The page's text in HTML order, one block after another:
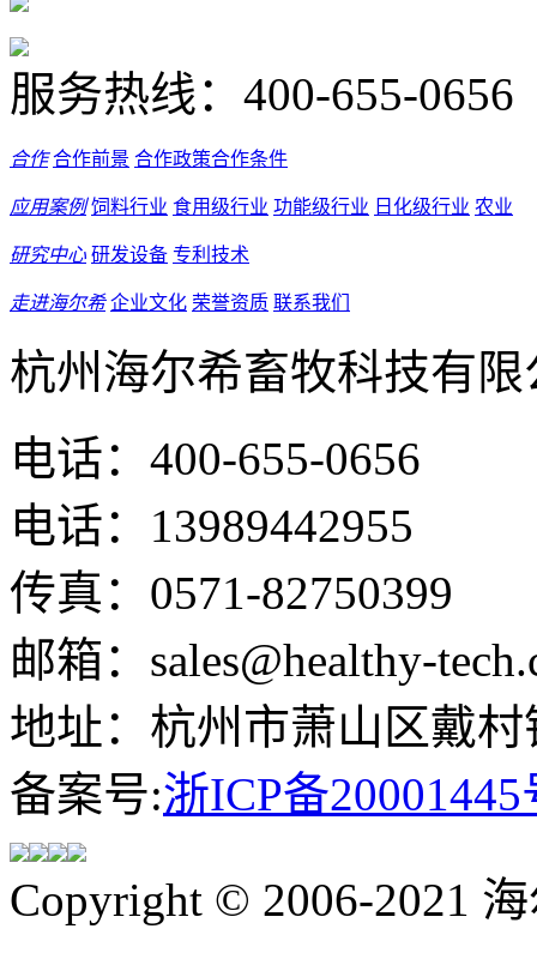
服务热线： 400-655-0656
合作 合作前景 合作政策合作条件
应用案例 饲料行业 食用级行业 功能级行业 日化级行业 农业
研究中心 研发设备 专利技术
走进海尔希 企业文化 荣誉资质 联系我们
杭州海尔希畜牧科技有限
电话：400-655-0656
电话：13989442955
传真：0571-82750399
邮箱：sales@healthy-
地址：杭州市萧山区戴
备案号:浙ICP备20001445
Copyright © 2006-2021